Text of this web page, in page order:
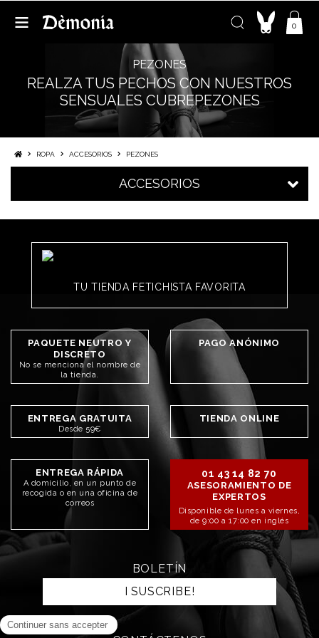
0
PEZONES
REALZA TUS PECHOS CON NUESTROS
SENSUALES CUBREPEZONES
ROPA ACCESORIOS PEZONES
ACCESORIOS
TU TIENDA FETICHISTA FAVORITA
PAQUETE NEUTRO Y
DISCRETO
No se menciona el nombre de
la tienda.
PAGO ANÓNIMO
ENTREGA GRATUITA
Desde 59€
TIENDA ONLINE
ENTREGA RÁPIDA
A domicilio, en un punto de
recogida o en una oficina de
correos
01 43 14 82 70
ASESORAMIENTO DE
EXPERTOS
Disponible de lunes a viernes,
de 9:00 a 17:00 en inglés
BOLETÍN
I SUSCRIBE!